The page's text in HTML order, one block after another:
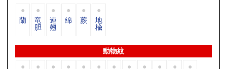
蘭 竜
胆
連
翹
綿 蕨 地
楡
動物紋